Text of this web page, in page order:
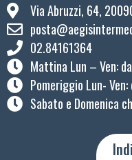
Via Abruzzi, 64,
02.84161364
Mattina Lun – Ven:
Pomeriggio Lun-
Sabato e Domenica